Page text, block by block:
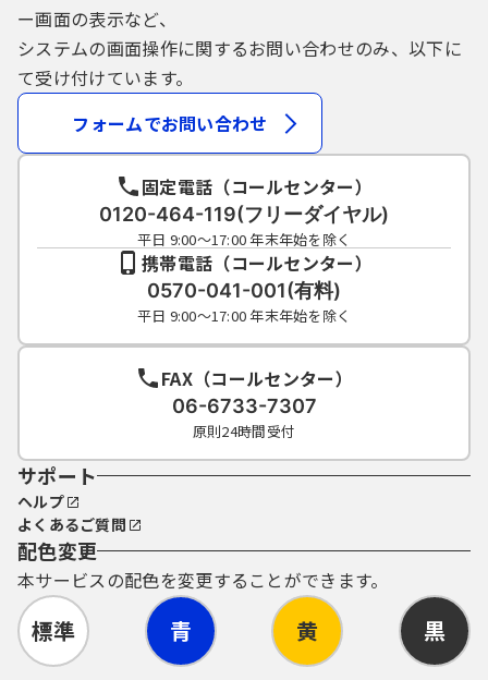
（１）利用者ＩＤ、パスワード、整理番号及
びパスワード（申請データ用）は、他者に知
られないように管理してください。
（２）他者からのパスワード等の照会には応
じないでください。
（３）安全性をより高めるため、パスワード
は、定期的に変更してください。
（４）利用者ＩＤ、パスワードは、再発行し
ません。なお、利用者ＩＤ、パスワードを紛
失し、盗難に遭い、又は不正使用されたこと
が分かったときは、速やかに問い合わせ先に
連絡し、その指示に従ってください。
（５）利用者ＩＤ及びパスワードについて
は、特に有効期限は設けないものとします
が、利用者ＩＤ及びパスワードの利用が３年
間行われない場合は、構成団体の職権におい
て抹消することができるものとします。
ド、整理番号及びパスワード（申請データ
人がこれを行ったものとみなします。
５ 電子証明書の取得・管理
（１）利用者が、システムを利用して申請･届
出等の手続を行う場合に、電子的な署名（以
下「電子署名」といいます。）を必要とする
ものがあります。電子署名が必要な手続につ
ー画面の表示など、
システムの画面操作に関するお問い合わせのみ、以下に
て受け付けています。
フォームでお問い合わせ
固定電話（コールセンター）
0120-464-119(フリーダイヤル)
平日 9:00～17:00 年末年始を除く
携帯電話（コールセンター）
0570-041-001(有料)
平日 9:00～17:00 年末年始を除く
FAX（コールセンター）
06-6733-7307
原則24時間受付
サポート
ヘルプ
よくあるご質問
配色変更
本サービスの配色を変更することができます。
標準 青 黄 黒